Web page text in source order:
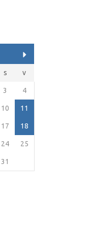
s v
3 4
10 11
17 18
24 25
31